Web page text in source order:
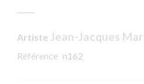
Artiste Jean-Jacques
Référence n162